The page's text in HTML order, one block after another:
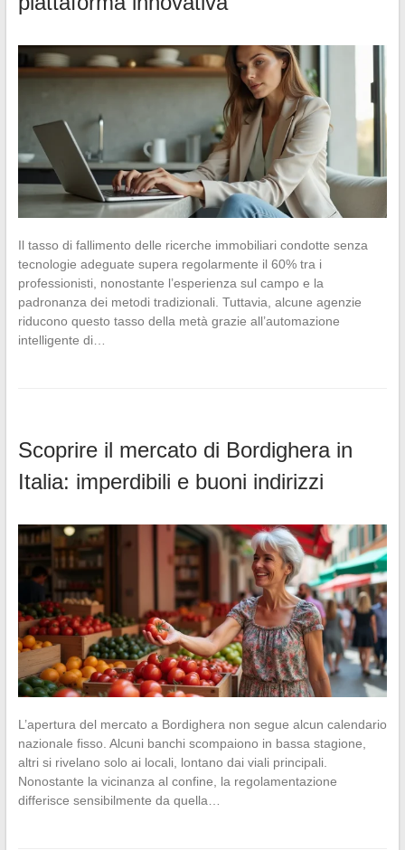
Il tasso di fallimento delle ricerche immobiliari condotte senza
tecnologie adeguate supera regolarmente il 60% tra i
professionisti, nonostante l’esperienza sul campo e la
padronanza dei metodi tradizionali. Tuttavia, alcune agenzie
riducono questo tasso della metà grazie all’automazione
intelligente di…
Scoprire il mercato di Bordighera in
Italia: imperdibili e buoni indirizzi
L’apertura del mercato a Bordighera non segue alcun calendario
nazionale fisso. Alcuni banchi scompaiono in bassa stagione,
altri si rivelano solo ai locali, lontano dai viali principali.
Nonostante la vicinanza al confine, la regolamentazione
differisce sensibilmente da quella…